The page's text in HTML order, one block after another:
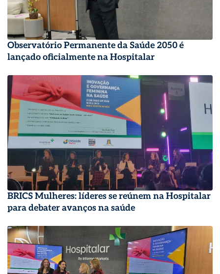
Observatório Permanente da Saúde 2050 é
lançado oficialmente na Hospitalar
BRICS Mulheres: líderes se reúnem na Hospitalar
para debater avanços na saúde